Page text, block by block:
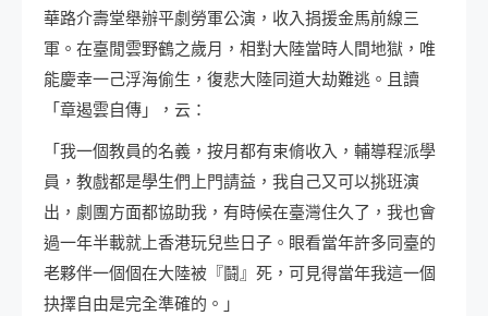
華路介壽堂舉辦平劇勞軍公演，收入捐援金馬前線三
軍。在臺閒雲野鶴之歲月，相對大陸當時人間地獄，唯
能慶幸一己浮海偷生，復悲大陸同道大劫難逃。且讀
「章遏雲自傳」，云：
「我一個教員的名義，按月都有束脩收入，輔導程派學
員，教戲都是學生們上門請益，我自己又可以挑班演
出，劇團方面都協助我，有時候在臺灣住久了，我也會
過一年半載就上香港玩兒些日子。眼看當年許多同臺的
老夥伴一個個在大陸被『鬪』死，可見得當年我這一個
抉擇自由是完全準確的。」